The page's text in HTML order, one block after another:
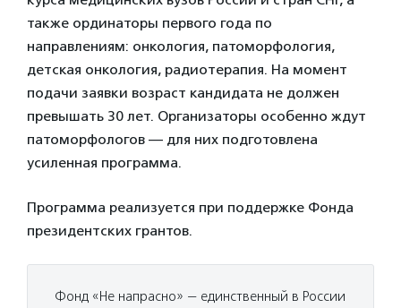
также ординаторы первого года по
направлениям: онкология, патоморфология,
детская онкология, радиотерапия. На момент
подачи заявки возраст кандидата не должен
превышать 30 лет. Организаторы особенно ждут
патоморфологов — для них подготовлена
усиленная программа.
Программа реализуется при поддержке Фонда
президентских грантов.
Фонд «Не напрасно» — единственный в России